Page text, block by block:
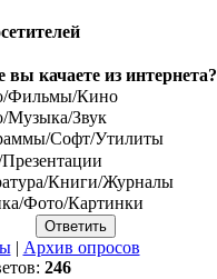
качаете из интернета?
Фильмы/Кино
Музыка/Звук
Софт/Утилиты
Книги/Журналы
Фото/Картинки
| Архив опросов
246